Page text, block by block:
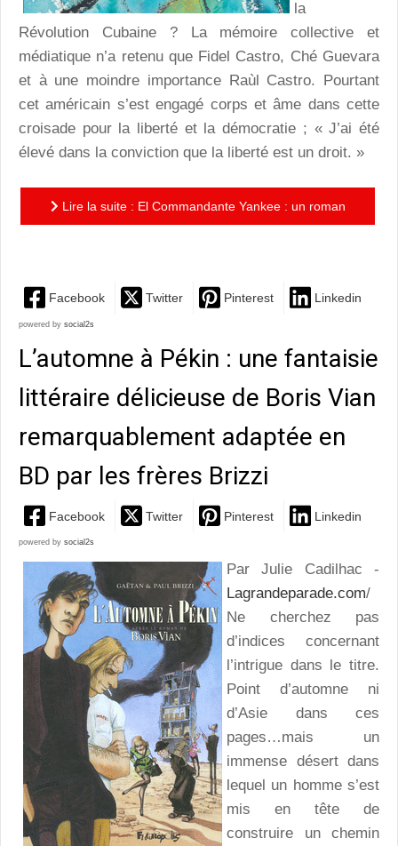
la
Révolution Cubaine ? La mémoire collective et
médiatique n’a retenu que Fidel Castro, Ché Guevara
et à une moindre importance Raùl Castro. Pourtant
cet américain s’est engagé corps et âme dans cette
croisade pour la liberté et la démocratie ; « J’ai été
élevé dans la conviction que la liberté est un droit. »
Lire la suite : El Commandante Yankee : un roman
Facebook Twitter Pinterest Linkedin
powered by social2s
L’automne à Pékin : une fantaisie
littéraire délicieuse de Boris Vian
remarquablement adaptée en
BD par les frères Brizzi
Facebook Twitter Pinterest Linkedin
powered by social2s
Par Julie Cadilhac -
Lagrandeparade.com/
Ne cherchez pas
d’indices concernant
l’intrigue dans le titre.
Point d’automne ni
d’Asie dans ces
pages…mais un
immense désert dans
lequel un homme s’est
mis en tête de
construire un chemin